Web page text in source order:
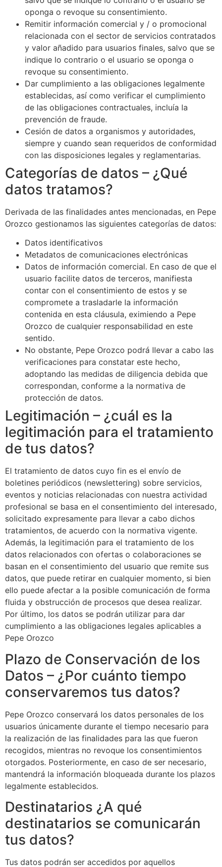
oponga o revoque su consentimiento.
Remitir información comercial y / o promocional
relacionada con el sector de servicios contratados
y valor añadido para usuarios finales, salvo que se
indique lo contrario o el usuario se oponga o
revoque su consentimiento.
Dar cumplimiento a las obligaciones legalmente
establecidas, así como verificar el cumplimiento
de las obligaciones contractuales, incluía la
prevención de fraude.
Cesión de datos a organismos y autoridades,
siempre y cuando sean requeridos de conformidad
con las disposiciones legales y reglamentarias.
Categorías de datos – ¿Qué
datos tratamos?
Derivada de las finalidades antes mencionadas, en Pepe
Orozco gestionamos las siguientes categorías de datos:
Datos identificativos
Metadatos de comunicaciones electrónicas
Datos de información comercial. En caso de que el
usuario facilite datos de terceros, manifiesta
contar con el consentimiento de estos y se
compromete a trasladarle la información
contenida en esta cláusula, eximiendo a Pepe
Orozco de cualquier responsabilidad en este
sentido.
No obstante, Pepe Orozco podrá llevar a cabo las
verificaciones para constatar este hecho,
adoptando las medidas de diligencia debida que
correspondan, conforme a la normativa de
protección de datos.
Legitimación – ¿cuál es la
legitimación para el tratamiento
de tus datos?
El tratamiento de datos cuyo fin es el envío de
boletines periódicos (newslettering) sobre servicios,
eventos y noticias relacionadas con nuestra actividad
profesional se basa en el consentimiento del interesado,
solicitado expresamente para llevar a cabo dichos
tratamientos, de acuerdo con la normativa vigente.
Además, la legitimación para el tratamiento de los
datos relacionados con ofertas o colaboraciones se
basan en el consentimiento del usuario que remite sus
datos, que puede retirar en cualquier momento, si bien
ello puede afectar a la posible comunicación de forma
fluida y obstrucción de procesos que desea realizar.
Por último, los datos se podrán utilizar para dar
cumplimiento a las obligaciones legales aplicables a
Pepe Orozco
Plazo de Conservación de los
Datos – ¿Por cuánto tiempo
conservaremos tus datos?
Pepe Orozco conservará los datos personales de los
usuarios únicamente durante el tiempo necesario para
la realización de las finalidades para las que fueron
recogidos, mientras no revoque los consentimientos
otorgados. Posteriormente, en caso de ser necesario,
mantendrá la información bloqueada durante los plazos
legalmente establecidos.
Destinatarios ¿A qué
destinatarios se comunicarán
tus datos?
Tus datos podrán ser accedidos por aquellos